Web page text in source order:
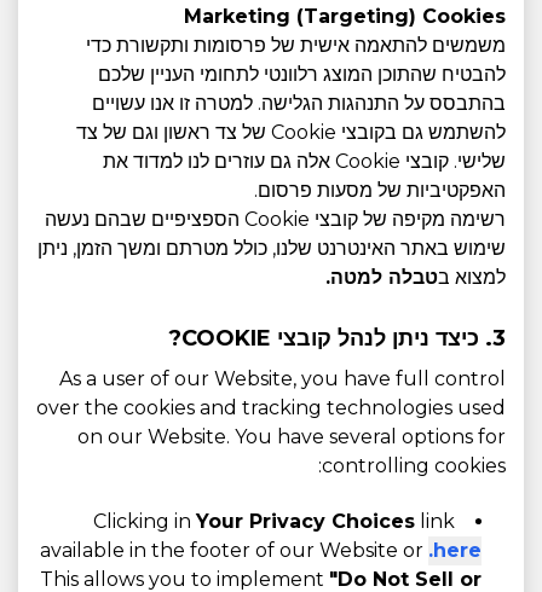
Marketing (Targeting) Cookies
משמשים להתאמה אישית של פרסומות ותקשורת כדי
להבטיח שהתוכן המוצג רלוונטי לתחומי העניין שלכם
בהתבסס על התנהגות הגלישה. למטרה זו אנו עשויים
להשתמש גם בקובצי Cookie של צד ראשון וגם של צד
שלישי. קובצי Cookie אלה גם עוזרים לנו למדוד את
האפקטיביות של מסעות פרסום.
רשימה מקיפה של קובצי Cookie הספציפיים שבהם נעשה
שימוש באתר האינטרנט שלנו, כולל מטרתם ומשך הזמן, ניתן
למצוא בטבלה למטה.
3. כיצד ניתן לנהל קובצי COOKIE?
As a user of our Website, you have full control
over the cookies and tracking technologies used
on our Website. You have several options for
controlling cookies:
Clicking inYour Privacy Choices link
available in the footer of our Website or here.
This allows you to implement "Do Not Sell or